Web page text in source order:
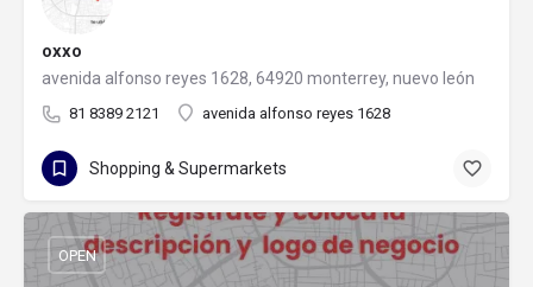
oxxo
avenida alfonso reyes 1628, 64920 monterrey, nuevo león
81 8389 2121 avenida alfonso reyes 1628
Shopping & Supermarkets
OPEN